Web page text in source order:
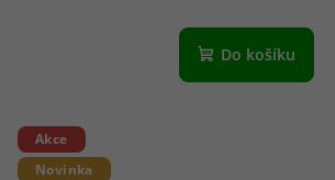
Do košíku
Akce
Novinka